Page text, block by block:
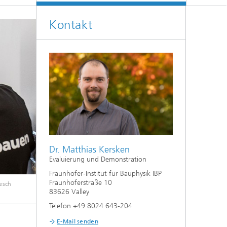
®
Stadtbauphysikalische Modellierung
Markttechnische Umsetzung
Aktuelle Forschungsthemen
Kontakt
Dr. Matthias Kersken
Evaluierung und Demonstration
Fraunhofer-Institut für Bauphysik IBP
Fraunhoferstraße 10
83626 Valley
Telefon +49 8024 643-204
E-Mail senden